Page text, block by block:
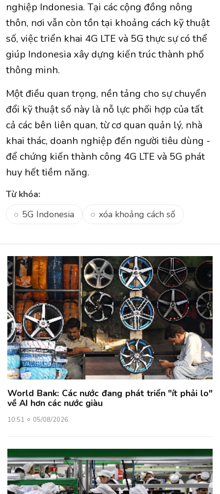
nghiệp Indonesia. Tại các cộng đồng nông
thôn, nơi vẫn còn tồn tại khoảng cách kỹ thuật
số, việc triển khai 4G LTE và 5G thực sự có thể
giúp Indonesia xây dựng kiến ​​trúc thành phố
thông minh.
Một điều quan trọng, nền tảng cho sự chuyển
đổi kỹ thuật số này là nỗ lực phối hợp của tất
cả các bên liên quan, từ cơ quan quản lý, nhà
khai thác, doanh nghiệp đến người tiêu dùng -
để chứng kiến ​​thành công 4G LTE và 5G phát
huy hết tiềm năng.
Từ khóa:
5G Indonesia
xóa khoảng cách số
World Bank: Các nước đang phát triển "ít phải lo"
về AI hơn các nước giàu
10:51 05/08/2026